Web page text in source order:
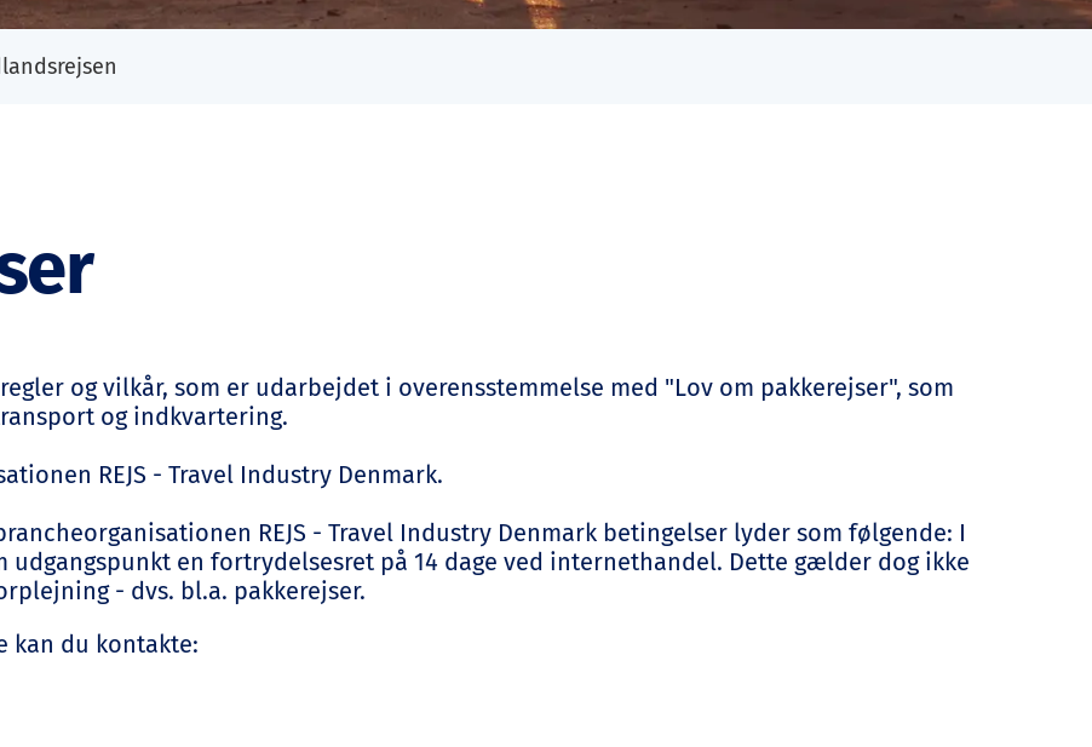
og vilkår, som er udarbejdet i overensstemmelse med "Lov om pakkerejser", som
og indkvartering.
REJS - Travel Industry Denmark.
REJS - Travel Industry Denmark betingelser lyder som følgende: I
en fortrydelsesret på 14 dage ved internethandel. Dette gælder dog ikke
- dvs. bl.a. pakkerejser.
kan du kontakte: